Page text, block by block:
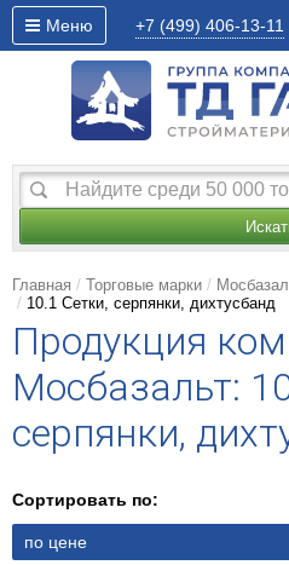
Меню +7 (499) 406-13-11
Главная Торговые марки
10.1 Сетки, серпянки, дихтусбанд
Продукция
Мосбазальт:
серпянки,
Сортировать по:
по цене